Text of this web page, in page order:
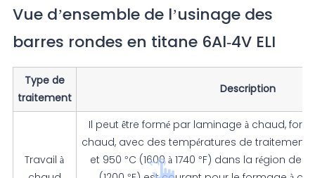
Vue d’ensemble de l’usinage des
barres rondes en titane 6Al-4V ELI
Type de
traitement
Description
Travail à
Il peut être formé par laminage à chaud,
chaud, avec des températures de traitement
et 950 °C (1600 à 1740 °F) dans la région de